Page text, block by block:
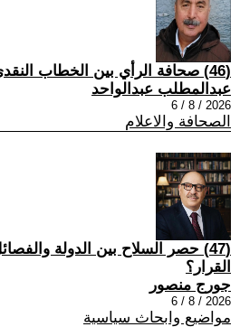
(46) صحافة الرأي بين الخطاب النقدي والمصداقية
عبدالمطلب عبدالواحد
2026 / 8 / 6
الصحافة والاعلام
(47) حصر السلاح بين الدولة
القرار؟
جورج منصور
2026 / 8 / 6
مواضيع وابحاث سياسية